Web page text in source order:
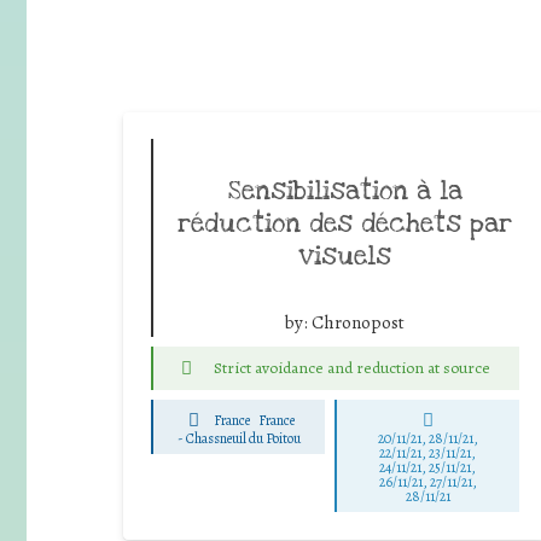
Sensibilisation à la
réduction des déchets par
visuels
by: Chronopost
Strict avoidance and reduction at source
France France
-Chassneuil du Poitou 20/11/21, 28/11/21,
22/11/21, 23/11/21,
24/11/21, 25/11/21,
26/11/21, 27/11/21,
28/11/21